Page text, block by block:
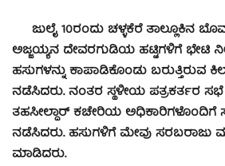
ಜುಲೈ 10ರಂದು ಚಳ್ಳಕೆರೆ ತಾಲ್ಲೂಕಿನ
ಅಜ್ಜಯ್ಯನ ದೇವರಗುಡಿಯ ಹಟ್ಟಿಗಳಿಗೆ ಭೇಟಿ
ಹಸುಗಳನ್ನು ಕಾಪಾಡಿಕೊಂಡು ಬರುತ್ತಿರುವ
ನಡೆಸಿದರು. ನಂತರ ಸ್ಥಳೀಯ ಪತ್ರಕರ್ತರ
ತಹಸೀಲ್ದಾರ್ ಕಚೇರಿಯ
ನಡೆಸಿದರು. ಹಸುಗಳಿಗೆ ಮೇವು ಸರಬರಾಜು
ಮಾಡಿದರು.